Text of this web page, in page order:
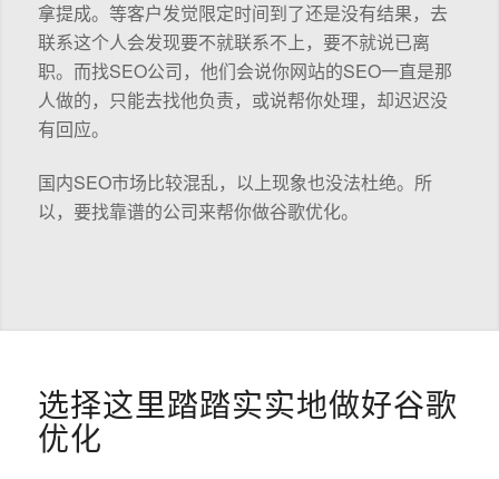
拿提成。等客户发觉限定时间到了还是没有结果，去
联系这个人会发现要不就联系不上，要不就说已离
职。而找SEO公司，他们会说你网站的SEO一直是那
人做的，只能去找他负责，或说帮你处理，却迟迟没
有回应。
国内SEO市场比较混乱，以上现象也没法杜绝。所
以，要找靠谱的公司来帮你做谷歌优化。
选择这里踏踏实实地做好谷歌
优化